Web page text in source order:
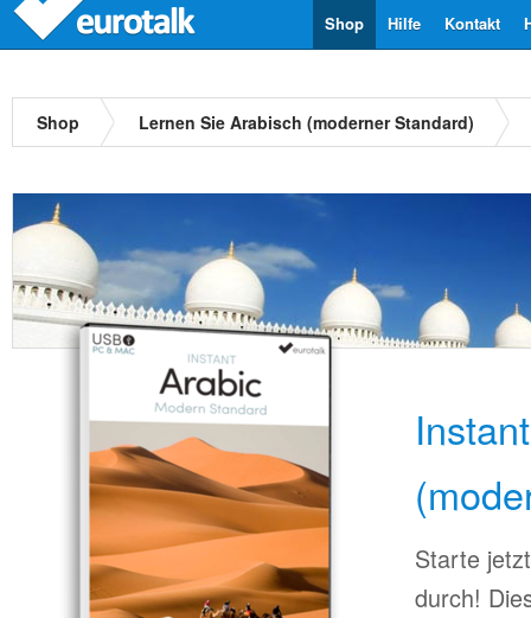
Kontakt
Hilfe
Shop
Shop Lernen Sie Arabisch (moderner Standard)
Starte
durch!